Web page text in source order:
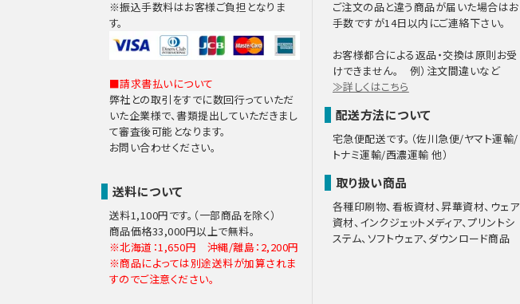
※振込手数料はお客様ご負担となりま
す。
■請求書払いについて
弊社との取引をすでに数回行っていただ
いた企業様で、書類提出していただきまし
て審査後可能となります。
お問い合わせください。
送料について
送料1,100円です。（一部商品を除く）
商品価格33,000円以上で無料。
※北海道：1,650円 沖縄/離島：2,200円
※商品によっては別途送料が加算されま
すのでご注意ください。
ご注文の品と違う商品が届いた場合はお
手数ですが14日以内にご連絡下さい。
お客様都合による返品・交換は原則お受
けできません。 例）注文間違いなど
≫詳しくはこちら
配送方法について
宅急便配送です。（佐川急便/ヤマト運輸/
トナミ運輸/西濃運輸 他）
取り扱い商品
各種印刷物、看板資材、昇華資材、ウェア
資材、インクジェットメディア、プリントシ
ステム、ソフトウェア、ダウンロード商品